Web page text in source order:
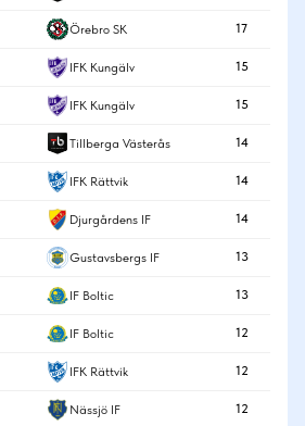
Örebro SK 17
IFK Kungälv 15
IFK Kungälv 15
Tillberga Västerås 14
IFK Rättvik 14
Djurgårdens IF 14
Gustavsbergs IF 13
IF Boltic 13
IF Boltic 12
IFK Rättvik 12
Nässjö IF 12